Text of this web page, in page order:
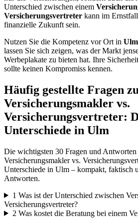
Unterschied zwischen einem
Versicherungsvertreter kann im
finanzielle Zukunft sein.
Nutzen Sie die Kompetenz vor Ort in
lassen Sie sich zeigen, was der Markt
Werbeplakate zu bieten hat. Ihre
sollte keinen Kompromiss kennen.
Häufig gestellte Fragen zu
Versicherungsmakler vs.
Versicherungsvertreter:
Unterschiede in Ulm
Die wichtigsten 30 Fragen und Antworten
Versicherungsmakler vs.
Unterschiede in Ulm – kompakt, faktisch
Antworten.
1 Was ist der Unterschied zwischen
Versicherungsvertreter?
2 Was kostet die Beratung bei einem